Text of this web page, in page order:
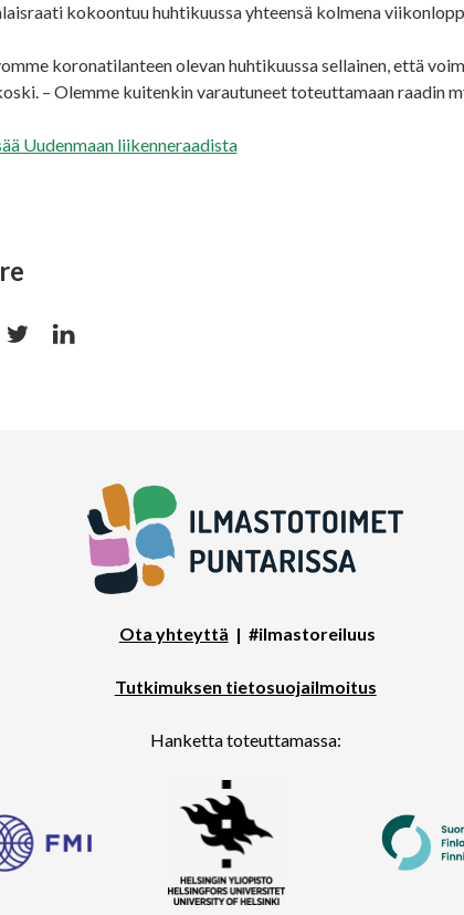
kokoontuu huhtikuussa yhteensä kolmena
koronatilanteen olevan huhtikuussa sellainen, että
– Olemme kuitenkin varautuneet toteuttamaan raadin
Uudenmaan liikenneraadista
Ota yhteyttä | #ilmastoreiluus
Tutkimuksen tietosuojailmoitus
Hanketta toteuttamassa: